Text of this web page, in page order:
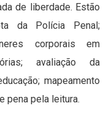
de liberdade. Estão
da Polícia Penal;
corporais em
avaliação da
mapeamento
pena pela leitura.